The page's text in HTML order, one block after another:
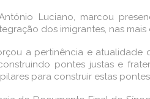
Luciano, marcou
dos imigrantes, nas
a pertinência e
pontes justas e
para construir estas